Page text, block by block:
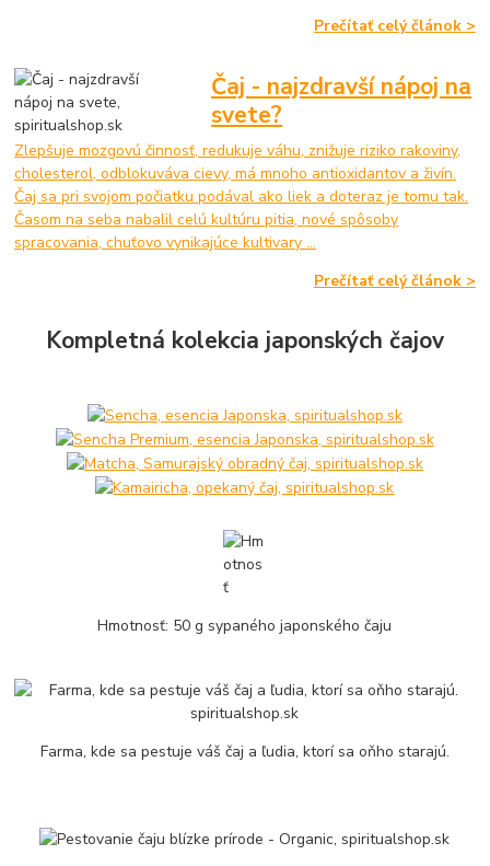
Prečítať celý článok >
Čaj - najzdravší nápoj na
svete?
Zlepšuje mozgovú činnosť, redukuje váhu, znižuje riziko rakoviny,
cholesterol, odblokuváva cievy, má mnoho antioxidantov a živín.
Čaj sa pri svojom počiatku podával ako liek a doteraz je tomu tak.
Časom na seba nabalil celú kultúru pitia, nové spôsoby
spracovania, chuťovo vynikajúce kultivary ...
Prečítať celý článok >
Kompletná kolekcia japonských čajov
Hmotnosť: 50 g sypaného japonského čaju
Farma, kde sa pestuje váš čaj a ľudia, ktorí sa oňho starajú.